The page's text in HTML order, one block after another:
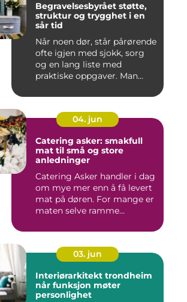
Begravelsesbyrået støtte,
struktur og trygghet i en
sår tid
Når noen dør, står pårørende
ofte igjen med sjokk, sorg
og en lang liste med
praktiske oppgaver. Man...
04. jun
Catering asker: smakfull
mat til små og store
anledninger
Catering Asker handler i dag
om mye mer enn å få levert
mat på døren. For mange er
maten selve ramme...
03. jun
Interiørarkitekt trondheim
når funksjon møter
personlighet